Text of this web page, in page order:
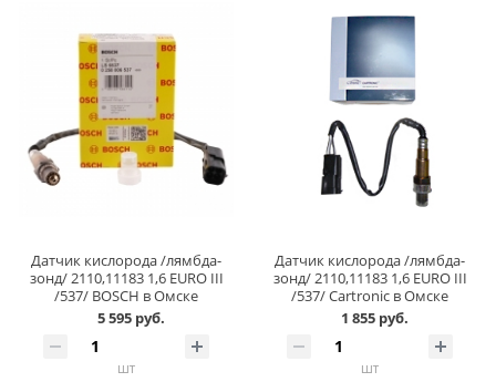
Датчик кислорода /лямбда-
зонд/ 2110,11183 1,6 EURO III
/537/ BOSCH в Омске
5 595 руб.
шт
Датчик кислорода /лямбда-
зонд/ 2110,11183 1,6 EURO III
/537/ Cartronic в Омске
1 855 руб.
шт